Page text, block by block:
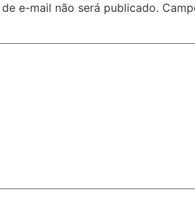
e-mail não será publicado.